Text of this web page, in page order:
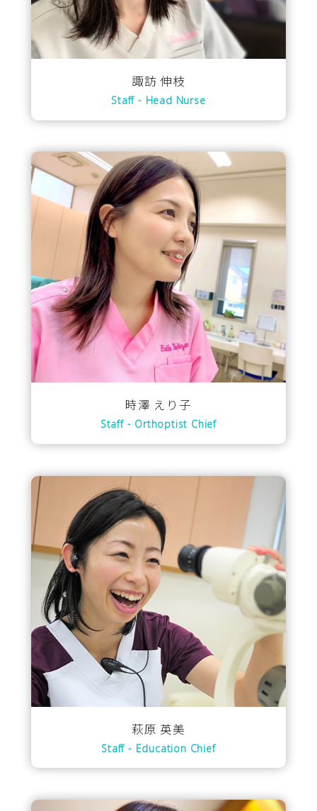
諏訪 伸枝
Staff - Head Nurse
時澤 えり子
Staff - Orthoptist Chief
萩原 英美
Staff - Education Chief